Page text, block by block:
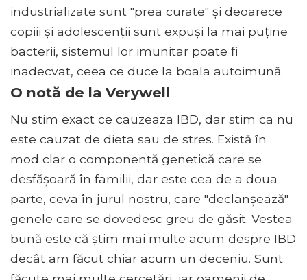
industrializate sunt "prea curate" și deoarece
copiii și adolescenții sunt expuși la mai puține
bacterii, sistemul lor imunitar poate fi
inadecvat, ceea ce duce la boala autoimună.
O notă de la Verywell
Nu stim exact ce cauzeaza IBD, dar stim ca nu
este cauzat de dieta sau de stres. Există în
mod clar o componentă genetică care se
desfășoară în familii, dar este cea de a doua
parte, ceva în jurul nostru, care "declanșează"
genele care se dovedesc greu de găsit. Vestea
bună este că știm mai multe acum despre IBD
decât am făcut chiar acum un deceniu. Sunt